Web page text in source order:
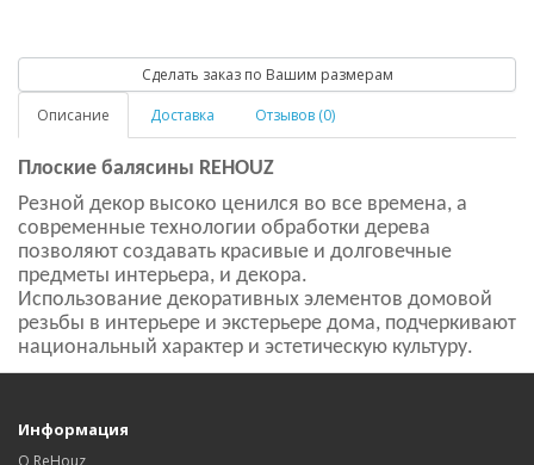
Сделать заказ по Вашим размерам
Описание
Доставка Отзывов (0)
Плоские балясины REHOUZ
Резной декор высоко ценился во все времена, а
современные технологии обработки дерева
позволяют создавать красивые и долговечные
предметы интерьера, и декора.
Использование декоративных элементов домовой
резьбы в интерьере и экстерьере дома, подчеркивают
национальный характер и эстетическую культуру.
Информация
О ReHouz